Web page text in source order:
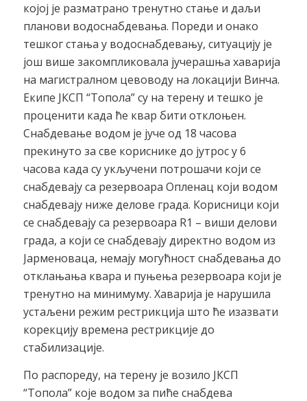
којој је разматрано тренутно стање и даљи
планови водоснабдевања. Пореди и онако
тешког стања у водоснабдевању, ситуацију је
још више закомпликовала јучерашња хаварија
на магистралном цевоводу на локацији Винча.
Екипе ЈКСП “Топола” су на терену и тешко је
проценити када ће квар бити отклоњен.
Снабдевање водом је јуче од 18 часова
прекинуто за све кориснике до јутрос у 6
часова када су укључени потрошачи који се
снабдевају са резервоара Опленац који водом
снабдевају ниже делове града. Корисници који
се снабдевају са резервоара R1 – виши делови
града, а који се снабдевају директно водом из
Јарменоваца, немају могућност снабдевања до
отклањања квара и пуњења резервоара који је
тренутно на минимуму. Хаварија је нарушила
устаљени режим рестрикција што ће изазвати
корекцију времена рестрикције до
стабилизације.
По распореду, на терену је возило ЈКСП
“Топола” које водом за пиће снабдева